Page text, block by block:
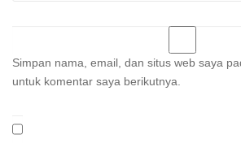
Simpan nama, email, dan situs web saya
untuk komentar saya berikutnya.